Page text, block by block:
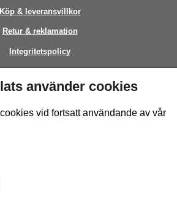
Köp & leveransvillkor
Retur & reklamation
Integritetspolicy
Kontakt
and the GooglePrivacy Policyand
AB - All rights reserved.
använder cookies
vid fortsatt användande av vår